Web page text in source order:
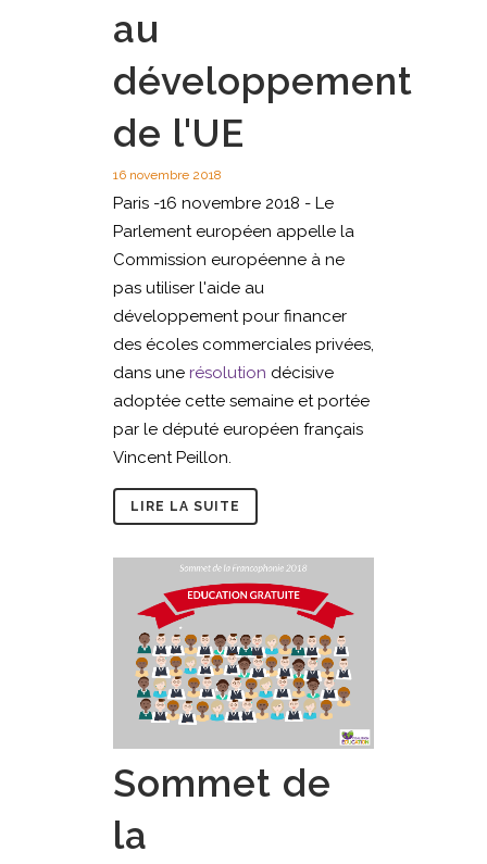
au
développement
de l'UE
16 novembre 2018
Paris -16 novembre 2018 - Le
Parlement européen appelle la
Commission européenne à ne
pas utiliser l'aide au
développement pour financer
des écoles commerciales privées,
dans une résolution décisive
adoptée cette semaine et portée
par le député européen français
Vincent Peillon.
LIRE LA SUITE
Sommet de
la